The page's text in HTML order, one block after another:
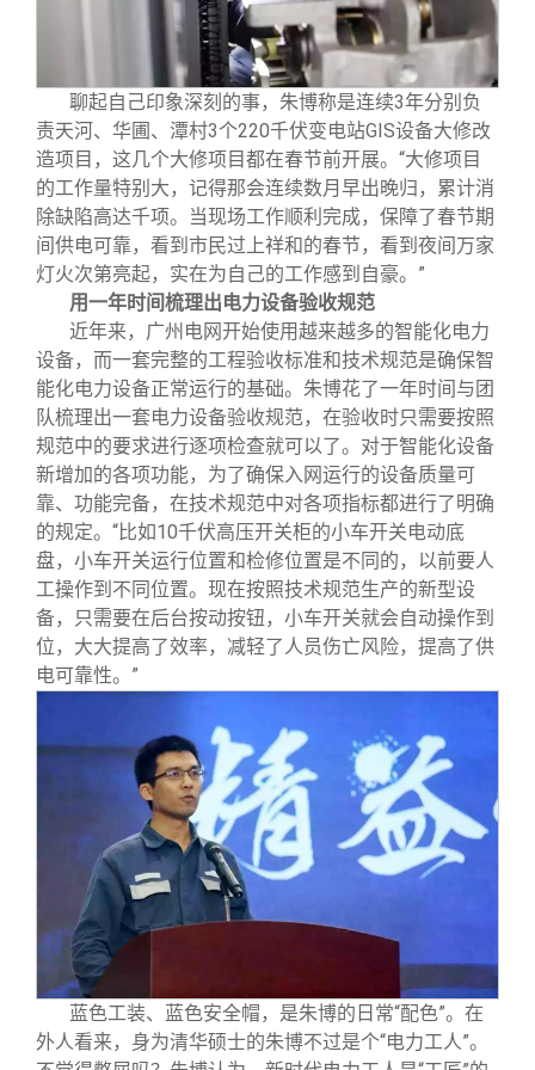
聊起自己印象深刻的事，朱博称是连续3年分别负
责天河、华圃、潭村3个220千伏变电站GIS设备大修改
造项目，这几个大修项目都在春节前开展。“大修项目
的工作量特别大，记得那会连续数月早出晚归，累计消
除缺陷高达千项。当现场工作顺利完成，保障了春节期
间供电可靠，看到市民过上祥和的春节，看到夜间万家
灯火次第亮起，实在为自己的工作感到自豪。”
用一年时间梳理出电力设备验收规范
近年来，广州电网开始使用越来越多的智能化电力
设备，而一套完整的工程验收标准和技术规范是确保智
能化电力设备正常运行的基础。朱博花了一年时间与团
队梳理出一套电力设备验收规范，在验收时只需要按照
规范中的要求进行逐项检查就可以了。对于智能化设备
新增加的各项功能，为了确保入网运行的设备质量可
靠、功能完备，在技术规范中对各项指标都进行了明确
的规定。“比如10千伏高压开关柜的小车开关电动底
盘，小车开关运行位置和检修位置是不同的，以前要人
工操作到不同位置。现在按照技术规范生产的新型设
备，只需要在后台按动按钮，小车开关就会自动操作到
位，大大提高了效率，减轻了人员伤亡风险，提高了供
电可靠性。”
蓝色工装、蓝色安全帽，是朱博的日常“配色”。在
外人看来，身为清华硕士的朱博不过是个“电力工人”。